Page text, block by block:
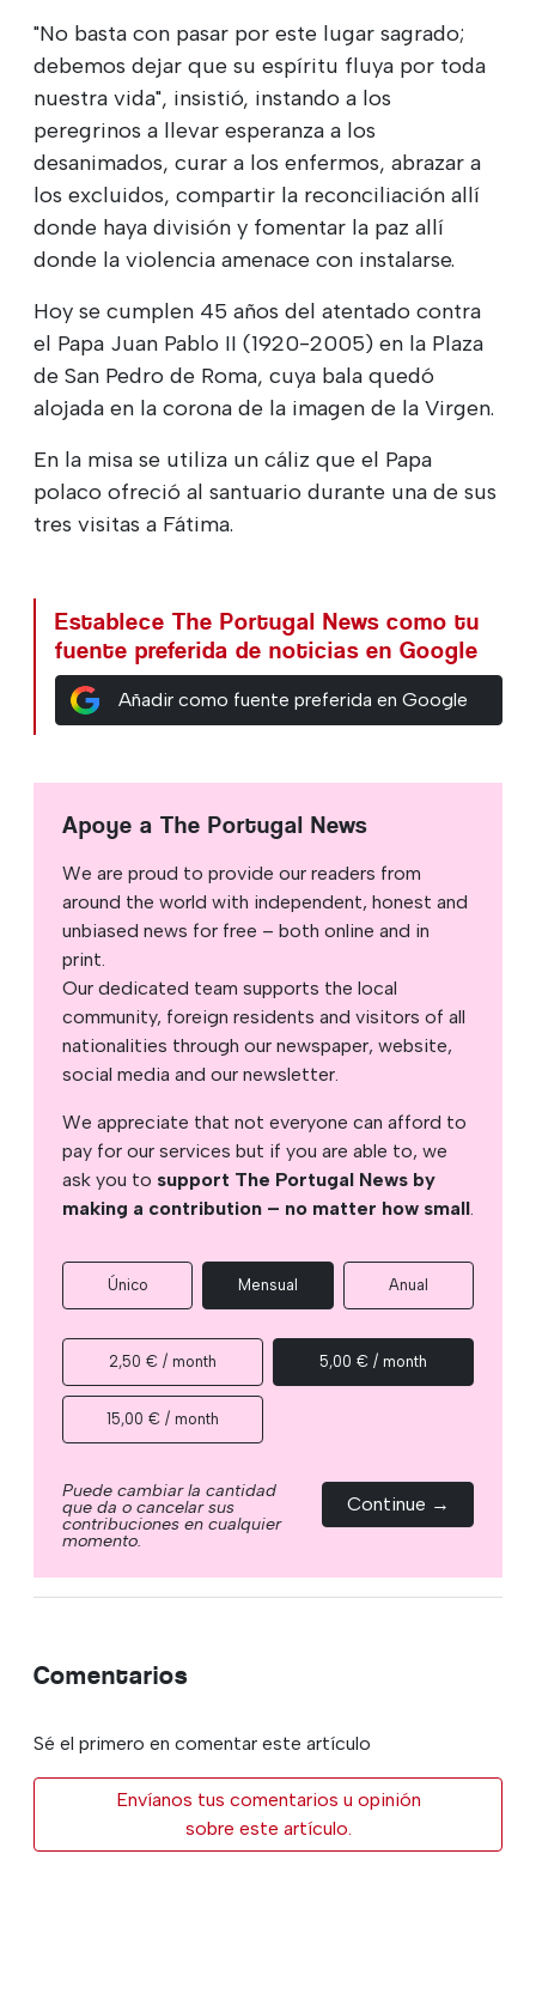
"No basta con pasar por este lugar sagrado;
debemos dejar que su espíritu fluya por toda
nuestra vida", insistió, instando a los
peregrinos a llevar esperanza a los
desanimados, curar a los enfermos, abrazar a
los excluidos, compartir la reconciliación allí
donde haya división y fomentar la paz allí
donde la violencia amenace con instalarse.
Hoy se cumplen 45 años del atentado contra
el Papa Juan Pablo II (1920-2005) en la Plaza
de San Pedro de Roma, cuya bala quedó
alojada en la corona de la imagen de la Virgen.
En la misa se utiliza un cáliz que el Papa
polaco ofreció al santuario durante una de sus
tres visitas a Fátima.
Establece The Portugal News como tu
fuente preferida de noticias en Google
Añadir como fuente preferida en Google
Apoye a The Portugal News
We are proud to provide our readers from
around the world with independent, honest and
unbiased news for free – both online and in
print.
Our dedicated team supports the local
community, foreign residents and visitors of all
nationalities through our newspaper, website,
social media and our newsletter.
We appreciate that not everyone can afford to
pay for our services but if you are able to, we
ask you to support The Portugal News by
making a contribution – no matter how small.
Único Mensual Anual
2,50 € / month 5,00 € / month
15,00 € / month
Puede cambiar la cantidad
que da o cancelar sus
contribuciones en cualquier
momento.
Continue →
Comentarios
Sé el primero en comentar este artículo
Envíanos tus comentarios u opinión
sobre este artículo.